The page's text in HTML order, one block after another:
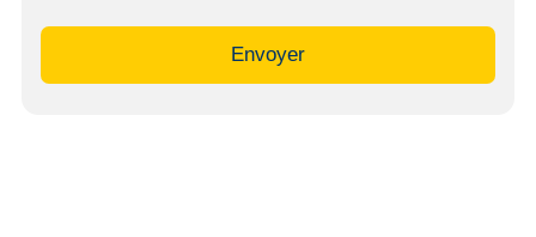
Envoyer